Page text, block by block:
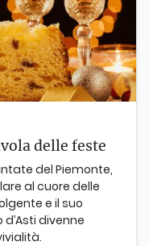
delle feste
del Piemonte,
al cuore delle
e il suo
divenne